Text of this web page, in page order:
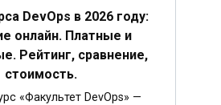
DevOps в 2026 году:
онлайн. Платные и
Рейтинг, сравнение,
стоимость.
«Факультет DevOps» —